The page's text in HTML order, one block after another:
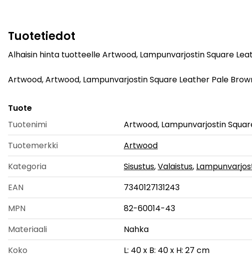
Tuotetiedot
Alhaisin hinta tuotteelle Artwood, Lampunvarjostin Square
Artwood, Artwood, Lampunvarjostin Square Leather Pale
Tuote
Tuotenimi
Artwood, Lampunvarjostin
Tuotemerkki
Artwood
Kategoria
Sisustus,Valaistus,
EAN
7340127131243
MPN
82-60014-43
Materiaali
Nahka
Koko
L: 40 x B: 40 x H: 27 cm